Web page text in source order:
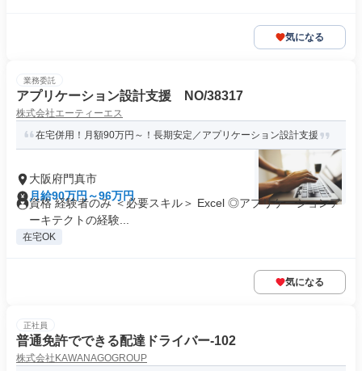
気になる
業務委託
アプリケーション設計支援 NO/38317
株式会社エーティーエス
在宅併用！月額90万円～！長期安定／アプリケーション設計支援
大阪府門真市
月給90万円～96万円
資格 経験者のみ ＜必要スキル＞ Excel ◎アプリケーションア
ーキテクトの経験...
在宅OK
気になる
正社員
普通免許でできる配達ドライバー-102
株式会社KAWANAGOGROUP